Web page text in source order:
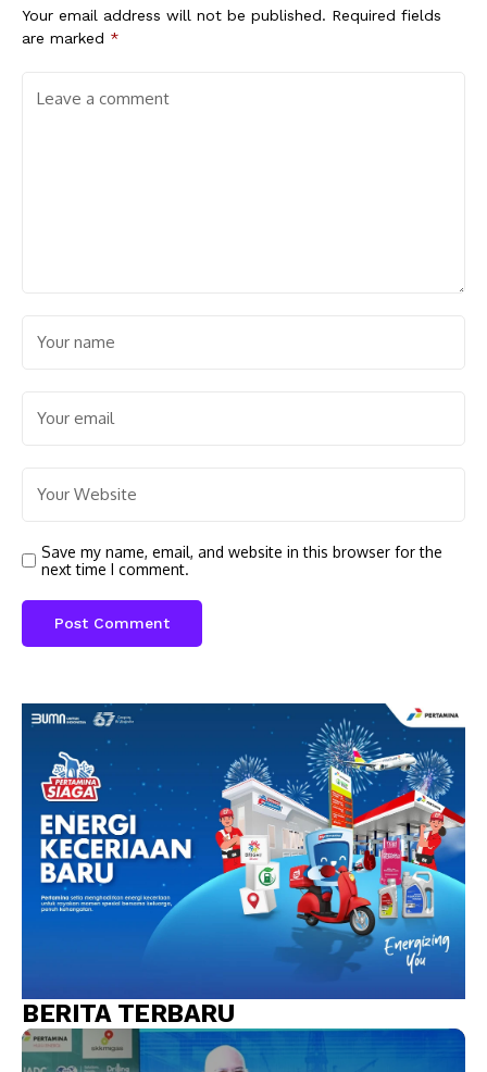
Your email address will not be published. Required fields
are marked *
Save my name, email, and website in this browser for the
next time I comment.
BERITA TERBARU